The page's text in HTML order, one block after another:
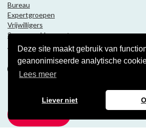
Deze site maakt gebruik van
geanonimiseerde analytische
Lees meer
Liever niet
Bureau
Expertgroepen
Vrijwilligers
Samenwerkingspartners
Volg ons